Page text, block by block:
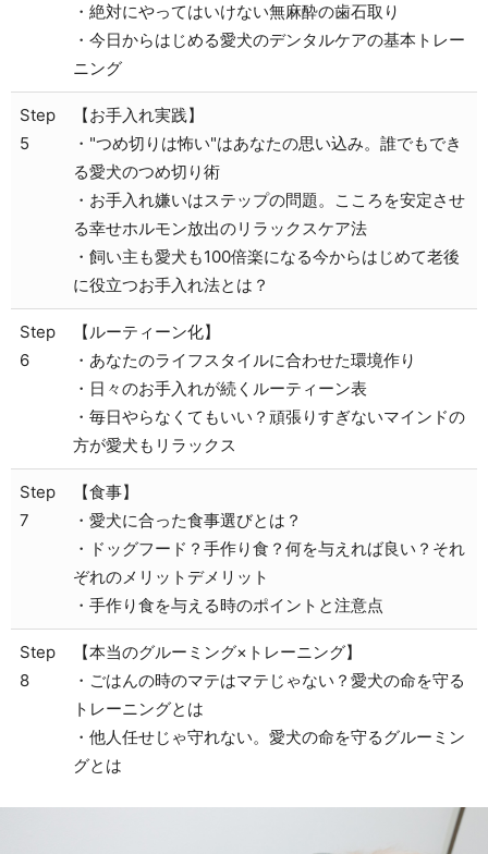
・絶対にやってはいけない無麻酔の歯石取り
・今日からはじめる愛犬のデンタルケアの基本トレー
ニング
Step
5
【お手入れ実践】
・"つめ切りは怖い"はあなたの思い込み。誰でもでき
る愛犬のつめ切り術
・お手入れ嫌いはステップの問題。こころを安定させ
る幸せホルモン放出のリラックスケア法
・飼い主も愛犬も100倍楽になる今からはじめて老後
に役立つお手入れ法とは？
Step
6
【ルーティーン化】
・あなたのライフスタイルに合わせた環境作り
・日々のお手入れが続くルーティーン表
・毎日やらなくてもいい？頑張りすぎないマインドの
方が愛犬もリラックス
Step
7
【食事】
・愛犬に合った食事選びとは？
・ドッグフード？手作り食？何を与えれば良い？それ
ぞれのメリットデメリット
・手作り食を与える時のポイントと注意点
Step
8
【本当のグルーミング×トレーニング】
・ごはんの時のマテはマテじゃない？愛犬の命を守る
トレーニングとは
・他人任せじゃ守れない。愛犬の命を守るグルーミン
グとは